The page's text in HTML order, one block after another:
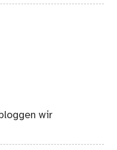
wir